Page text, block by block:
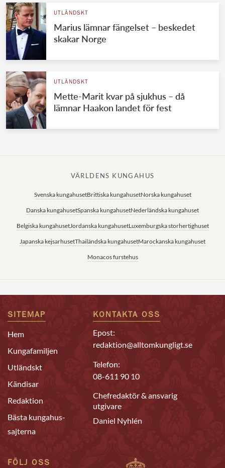
UTLÄNDSKT
Marius lämnar fängelset – beskedet
skakar Norge
UTLÄNDSKT
Mette-Marit kvar på sjukhus – då
lämnar Haakon landet för fest
VÄRLDENS KUNGAHUS
Svenska kungahusetBrittiska kungahusetNorska kungahuset
Danska kungahusetSpanska kungahusetNederländska kungahuset
Belgiska kungahusetJordanska kungahusetLuxemburgska storhertighuset
Japanska kejsarhusetThailändska kungahusetMarockanska kungahuset
Monacos furstehus
SITEMAP
Hem
Kungafamiljen
Utländskt
Kändisar
Redaktion
Bästa kungahus-
sajterna
KONTAKTA OSS
Epost:
redaktion@alltomkungligt.se
Telefon:
08-611 90 10
Chefredaktör & ansvarig
utgivare
Daniel Nyhlén
FÖLJ OSS